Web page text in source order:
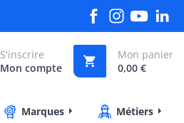
S'inscrire
Mon compte

Mon panier
0,00 €
Marques Métiers